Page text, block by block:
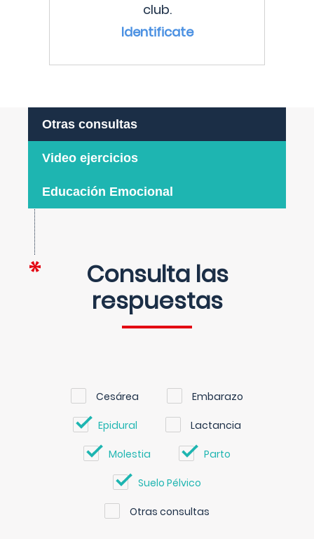
club.
Identificate
Otras consultas
Video ejercicios
Educación Emocional
Consulta las
respuestas
Cesárea Embarazo
Epidural Lactancia
Molestia Parto
Suelo Pélvico
Otras consultas